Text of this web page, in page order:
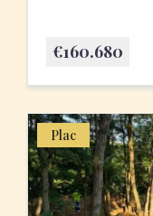
€160.680
Plac